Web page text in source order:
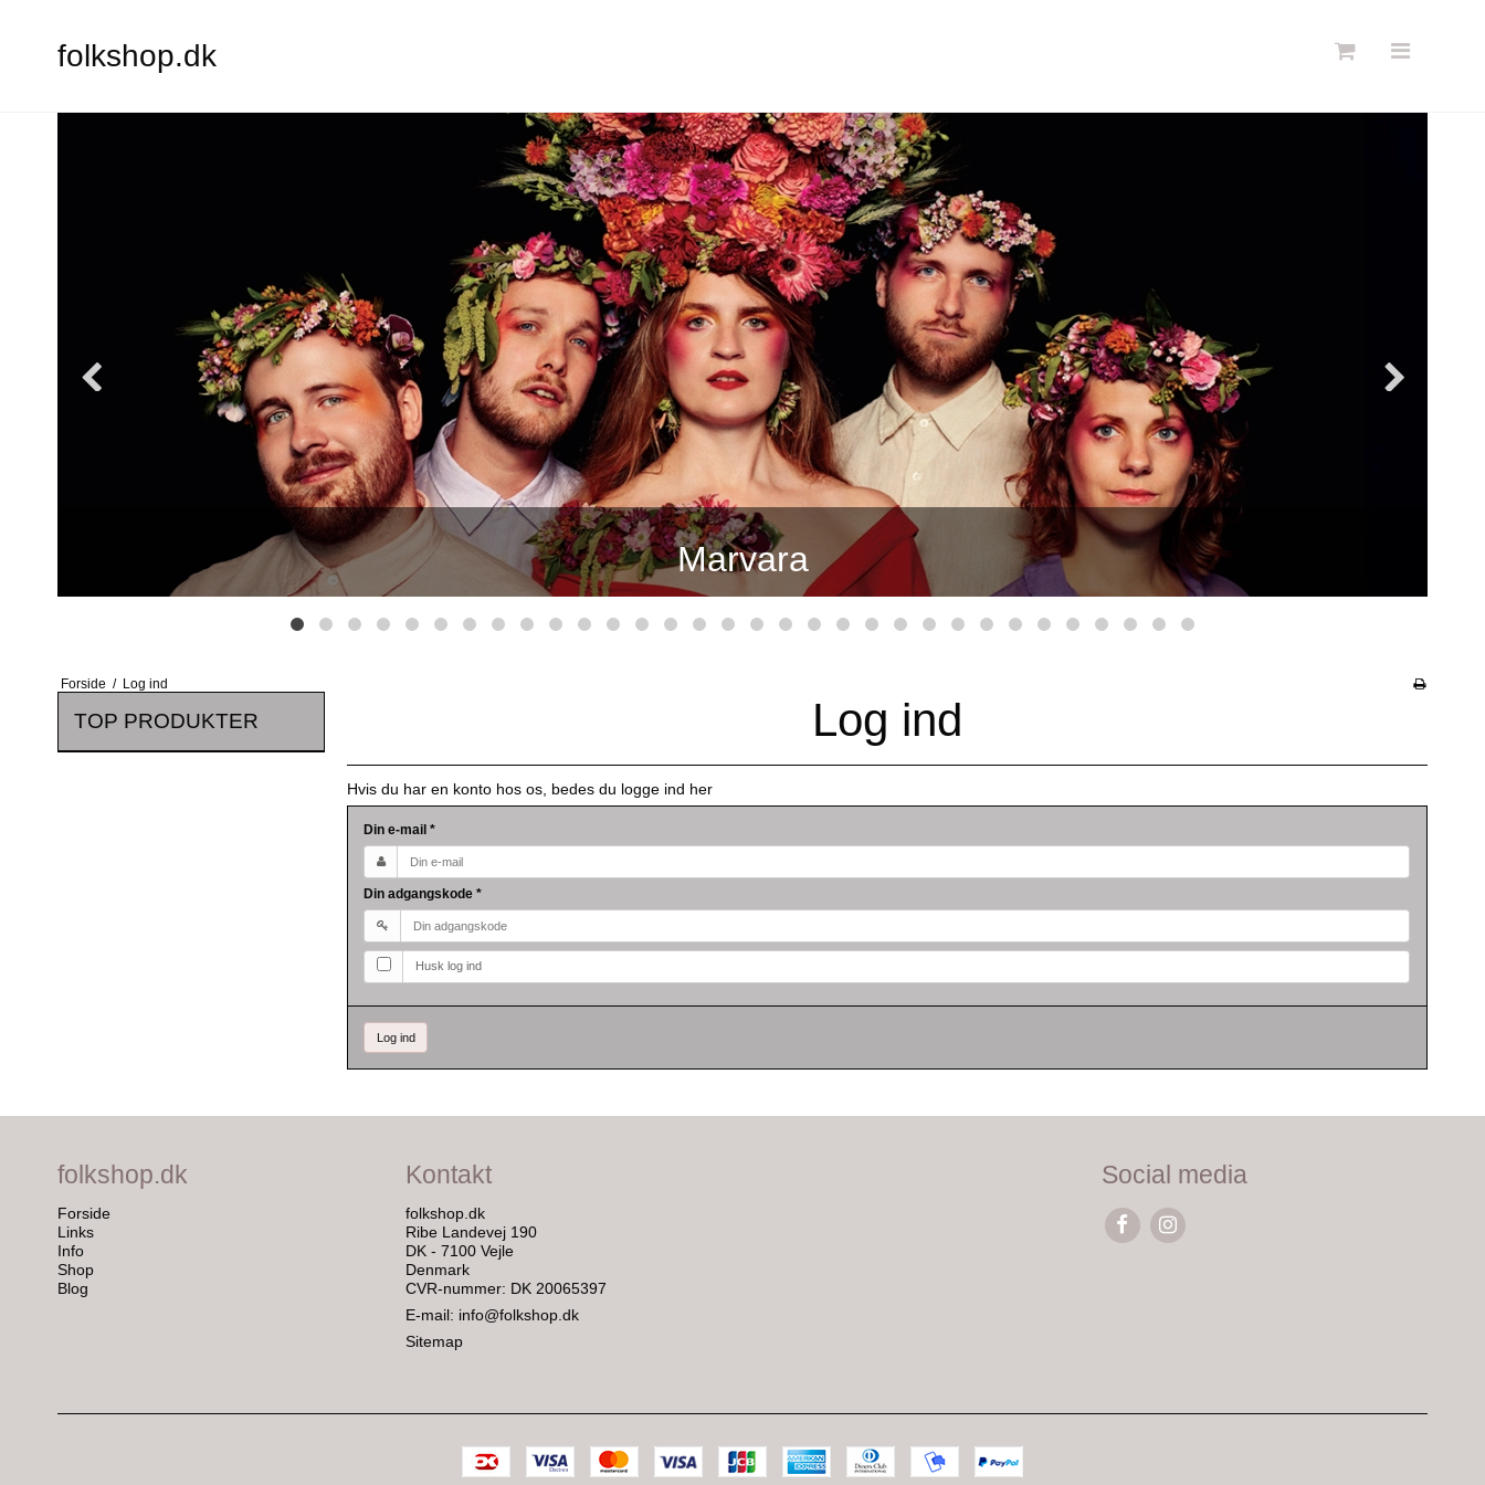
folkshop.dk
Info
Shop
Blog
DKK
Dansk
Marvara
Forside / Log ind
TOP PRODUKTER Log ind
Hvis du har en konto hos os, bedes du logge ind her
Din e-mail*
Din adgangskode*
Husk log ind
Log ind
folkshop.dk
Forside
Links
Info
Shop
Blog
Kontakt
folkshop.dk
Ribe Landevej 190
DK - 7100 Vejle
Denmark
CVR-nummer: DK 20065397
E-mail: info@folkshop.dk
Sitemap
Social media